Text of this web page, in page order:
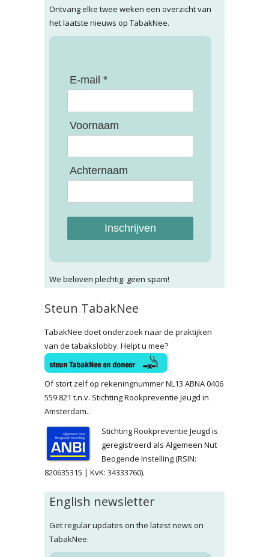
Ontvang elke twee weken een overzicht van
het laatste nieuws op TabakNee.
E-mail *
Voornaam
Achternaam
Inschrijven
We beloven plechtig: geen spam!
Steun TabakNee
TabakNee doet onderzoek naar de praktijken
van de tabakslobby. Helpt u mee?
Of stort zelf op rekeningnummer NL13 ABNA 0406
559 821 t.n.v. Stichting Rookpreventie Jeugd in
Amsterdam..
Stichting Rookpreventie Jeugd is
geregistreerd als Algemeen Nut
Beogende Instelling (RSIN:
820635315 | KvK: 34333760).
English newsletter
Get regular updates on the latest news on
TabakNee.